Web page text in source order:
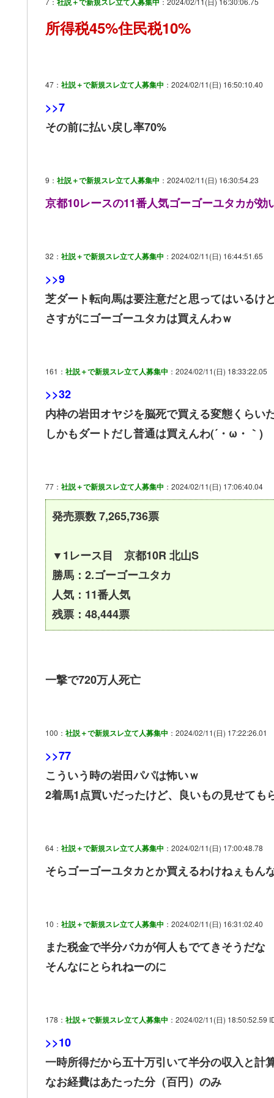
所得税45%住民税10%
47： 社説＋で新規スレ立て人募集中 ：2024/02/11(日) 16:50:10.40
>>7
その前に払い戻し率70%
9： 社説＋で新規スレ立て人募集中 ：2024/02/11(日) 16:30:54.23
京都10レースの11番人気ゴーゴーユタカが効
32： 社説＋で新規スレ立て人募集中 ：2024/02/11(日) 16:44:51.65
>>9
芝ダート転向馬は要注意だと思ってはいるけ
さすがにゴーゴーユタカは買えんわｗ
161： 社説＋で新規スレ立て人募集中 ：2024/02/11(日) 18:33:22.05
>>32
内枠の岩田オヤジを脳死で買える変態くらい
しかもダートだし普通は買えんわ(´・ω・｀)
77： 社説＋で新規スレ立て人募集中 ：2024/02/11(日) 17:06:40.04
発売票数 7,265,736票
▼1レース目 京都10R 北山S
勝馬：2.ゴーゴーユタカ
人気：11番人気
残票：48,444票
一撃で720万人死亡
100： 社説＋で新規スレ立て人募集中 ：2024/02/11(日) 17:22:26.01
>>77
こういう時の岩田パパは怖いｗ
2着馬1点買いだったけど、良いもの見せても
64： 社説＋で新規スレ立て人募集中 ：2024/02/11(日) 17:00:48.78
そらゴーゴーユタカとか買えるわけねぇもん
10： 社説＋で新規スレ立て人募集中 ：2024/02/11(日) 16:31:02.40
また税金で半分バカが何人もでてきそうだな
そんなにとられねーのに
178： 社説＋で新規スレ立て人募集中 ：2024/02/11(日) 18:50:52.59
>>10
一時所得だから五十万引いて半分の収入と計
なお経費はあたった分（百円）のみ